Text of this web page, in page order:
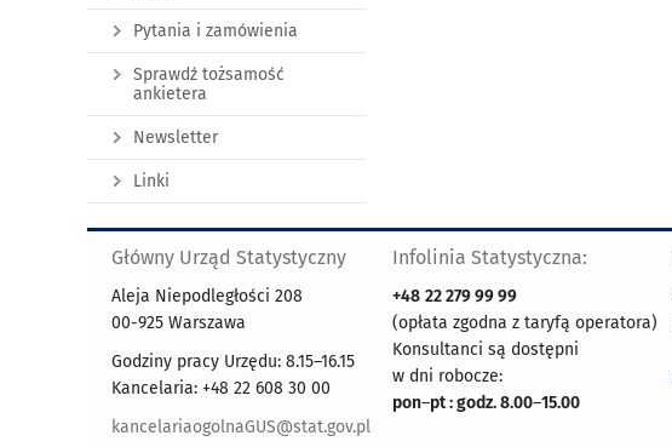
Pytania i zamówienia
Sprawdź tożsamość
ankietera
Newsletter
Linki
Główny Urząd Statystyczny
Aleja Niepodległości 208
00-925 Warszawa
Godziny pracy Urzędu: 8.15–16.15
Kancelaria: +48 22 608 30 00
kancelariaogolnaGUS@stat.gov.pl
Infolinia Statystyczna:
+48 22 279 99 99
(opłata zgodna z taryfą operatora)
Konsultanci są dostępni
w dni robocze:
pon–pt : godz. 8.00–15.00